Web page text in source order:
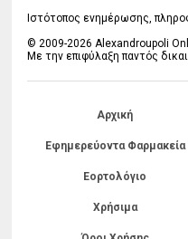
Ιστότοπος ενημέρωσης,
© 2009-2026 Alexandroupoli
Με την επιφύλαξη παντός
Αρχική
Εφημερεύοντα Φαρμακεία
Εορτολόγιο
Χρήσιμα